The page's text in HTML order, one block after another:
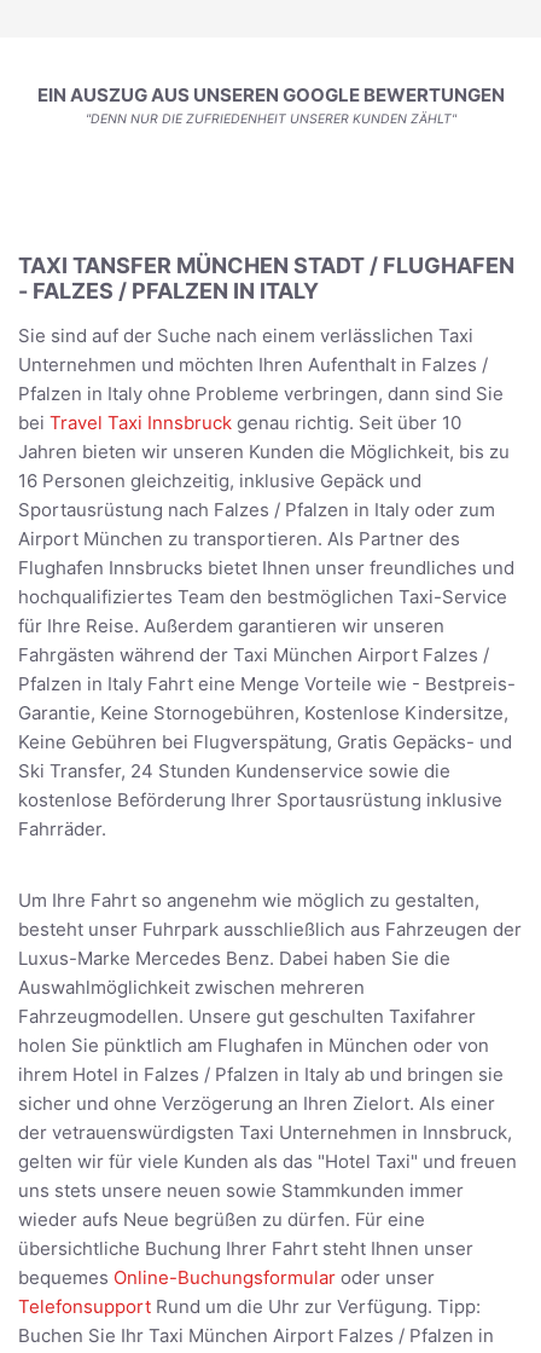
EIN AUSZUG AUS UNSEREN GOOGLE BEWERTUNGEN
"DENN NUR DIE ZUFRIEDENHEIT UNSERER KUNDEN ZÄHLT"
TAXI TANSFER MÜNCHEN STADT / FLUGHAFEN
- FALZES / PFALZEN IN ITALY
Sie sind auf der Suche nach einem verlässlichen Taxi
Unternehmen und möchten Ihren Aufenthalt in Falzes /
Pfalzen in Italy ohne Probleme verbringen, dann sind Sie
bei Travel Taxi Innsbruck genau richtig. Seit über 10
Jahren bieten wir unseren Kunden die Möglichkeit, bis zu
16 Personen gleichzeitig, inklusive Gepäck und
Sportausrüstung nach Falzes / Pfalzen in Italy oder zum
Airport München zu transportieren. Als Partner des
Flughafen Innsbrucks bietet Ihnen unser freundliches und
hochqualifiziertes Team den bestmöglichen Taxi-Service
für Ihre Reise. Außerdem garantieren wir unseren
Fahrgästen während der Taxi München Airport Falzes /
Pfalzen in Italy Fahrt eine Menge Vorteile wie - Bestpreis-
Garantie, Keine Stornogebühren, Kostenlose Kindersitze,
Keine Gebühren bei Flugverspätung, Gratis Gepäcks- und
Ski Transfer, 24 Stunden Kundenservice sowie die
kostenlose Beförderung Ihrer Sportausrüstung inklusive
Fahrräder.
Um Ihre Fahrt so angenehm wie möglich zu gestalten,
besteht unser Fuhrpark ausschließlich aus Fahrzeugen der
Luxus-Marke Mercedes Benz. Dabei haben Sie die
Auswahlmöglichkeit zwischen mehreren
Fahrzeugmodellen. Unsere gut geschulten Taxifahrer
holen Sie pünktlich am Flughafen in München oder von
ihrem Hotel in Falzes / Pfalzen in Italy ab und bringen sie
sicher und ohne Verzögerung an Ihren Zielort. Als einer
der vetrauenswürdigsten Taxi Unternehmen in Innsbruck,
gelten wir für viele Kunden als das "Hotel Taxi" und freuen
uns stets unsere neuen sowie Stammkunden immer
wieder aufs Neue begrüßen zu dürfen. Für eine
übersichtliche Buchung Ihrer Fahrt steht Ihnen unser
bequemes Online-Buchungsformular oder unser
Telefonsupport Rund um die Uhr zur Verfügung. Tipp:
Buchen Sie Ihr Taxi München Airport Falzes / Pfalzen in